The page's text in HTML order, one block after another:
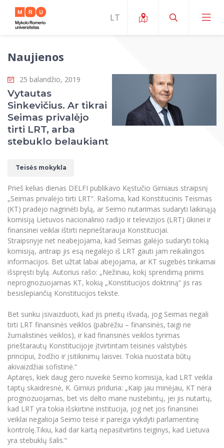
Apie ERUA
Naujienos ir renginiai
Galimybės
Komanda ir kontaktai
Studijų organizavimas ir aplinka
Finansai
Studentų namai
Estetinis ugdymas
Pramoginių šokių kolektyvas ,,Bolero”
Universiteto teatras
MRU pop vokalinis ansamblis (vadovas Artūras
Novikas)
MRU merginų choras
Dokumentai reglamentuojantys studijas
Neformaliuoju ir (ar) savišvietos būdu įgytų
kompetencijų vertinimas ir pripažinimas
Studijų organizavimas
Studijų kokybė
Tarptautiniai mainai
Studentams
Erasmus+ mobilumas studijoms (SMS)
Erasmus+ mobilumas praktikoms (SMP)
Kitos galimybės
Darbuotojams
Partnerystės
Azijos centras
Vilniaus Karaliaus Sedžiongo institutas
Frankofoniškų šalių studijų centras
Skaitmeniniai ženkliukai
Karjeros centras
Emocinė gerovė
MOin – MRU Mokslo ir inovacijų savaitė
Mokslo programos
Tarptautinių ekspertų tinklas
Atitikties mokslinių tyrimų etikai komitetas
Mokslo laboratorijos
Žmogaus, aplinkos ir technologijų (HET)
Doktorantūra
Projektai
Akademinė leidyba
Mokymų LAB
Mokslo naujienos
Kasmetiniai mokslo renginiai
Apie MRU
Reitingai
Universiteto garbės nariai
Veiklos dokumentai
Akademinė etika
Darbas MRU
Atributika
Naujienos
Tarptautiškumas
Studentams
Studentams
Darbuotojams
Darbuotojams
Partnerystės
Darnus vystymasis
Privatumo politika
Negalia ir individualieji poreikiai
Žmogaus ir visuomenės studijų fakultetas
Viešojo valdymo ir verslo fakultetas
Sūduvos akademija
Pranešimai spaudai
Ekspertų sąrašas
Renginių kalendorius
Tinklalaidės
Bakalauro studijos
Magistrantūros studijos
Vadovų MBA
Švietimo ir kultūros vadovų MPA
Teisės LL.M.
Papildomosios studijos
Pedagogų rengimas
Doktorantūros studijos
Profesinės bakalauro studijos
Personalo valdymo centras
Privačių interesų deklaravimas
Informacija naujiems darbuotojams
Studijų Moodle (studijų vykdymui)
Darbuotojų Moodle (kompetencijų tobulinimui)
Studijų tvarkaraštis
Naujienos
25 balandžio, 2019
Vytautas
Sinkevičius. Ar tikrai
Seimas privalėjo
tirti LRT, arba
stebuklo belaukiant
Teisės mokykla
Prieš kelias dienas DELFI publikavo Kęstučio Girniaus straipsnį
„Seimas privalėjo tirti LRT“. Rašoma, kad Konstitucinis Teismas
(KT) pradėjo nagrinėti bylą, ar Seimo nutarimas sudaryti laikinąją
komisiją Lietuvos nacionalinio radijo ir televizijos (LRT) ūkinei ir
finansinei veiklai ištirti neprieštarauja Konstitucijai.
Straipsnyje net neabejojama, kad Seimas galėjo sudaryti tokią
komisiją, antraip jis esą negalėjo iš LRT gauti jam reikalingos
informacijos. Bet užtat labai abejojama, ar KT sugebės tinkamai
išspręsti bylą. Autorius rašo: „Nežinau, kokį sprendimą priims
neprognozuojamas KT, kokią „Konstitucijos doktriną“ jis ras
besislepiančią Konstitucijos tekste.
Bet sunku įsivaizduoti, kad jis prieitų išvadą, jog Seimas negali
tirti LRT finansinės veiklos (pabrėžiu – finansinės, taigi ne
žurnalistinės veiklos), ir kad finansinės veiklos tyrimas
prieštarautų Konstitucijoje įtvirtintam teisinės valstybės
principui, žodžio ir įsitikinimų laisvei. Tokia nuostata būtų
akivaizdžiai sofistinė.“
Aptaręs, kiek daug gero nuveikė Seimo komisija, kad LRT veikla
taptų skaidresnė, K. Girnius priduria: „Kaip jau minėjau, KT nėra
prognozuojamas, bet vis dėlto mane nustebintų, jei jis nutartų,
kad LRT yra tokia išskirtinė institucija, jog net jos finansinei
veiklai negalioja Seimo teisė ir pareiga vykdyti parlamentinę
kontrolę.Tikiu, kad dar kartą nepasitvirtins teiginys, kad Lietuva
yra stebuklų šalis.“